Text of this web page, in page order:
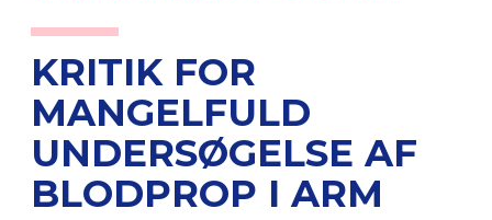
KRITIK FOR
MANGELFULD
UNDERSØGELSE AF
BLODPROP I ARM